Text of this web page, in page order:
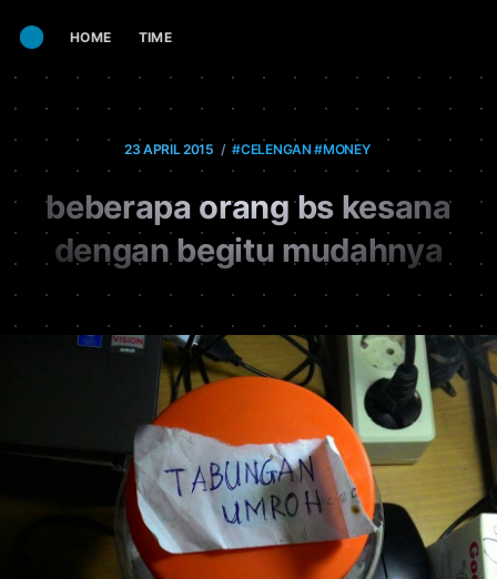
HOME TIME
23 APRIL 2015 / #CELENGAN #MONEY
beberapa orang bs kesana
dengan begitu mudahnya